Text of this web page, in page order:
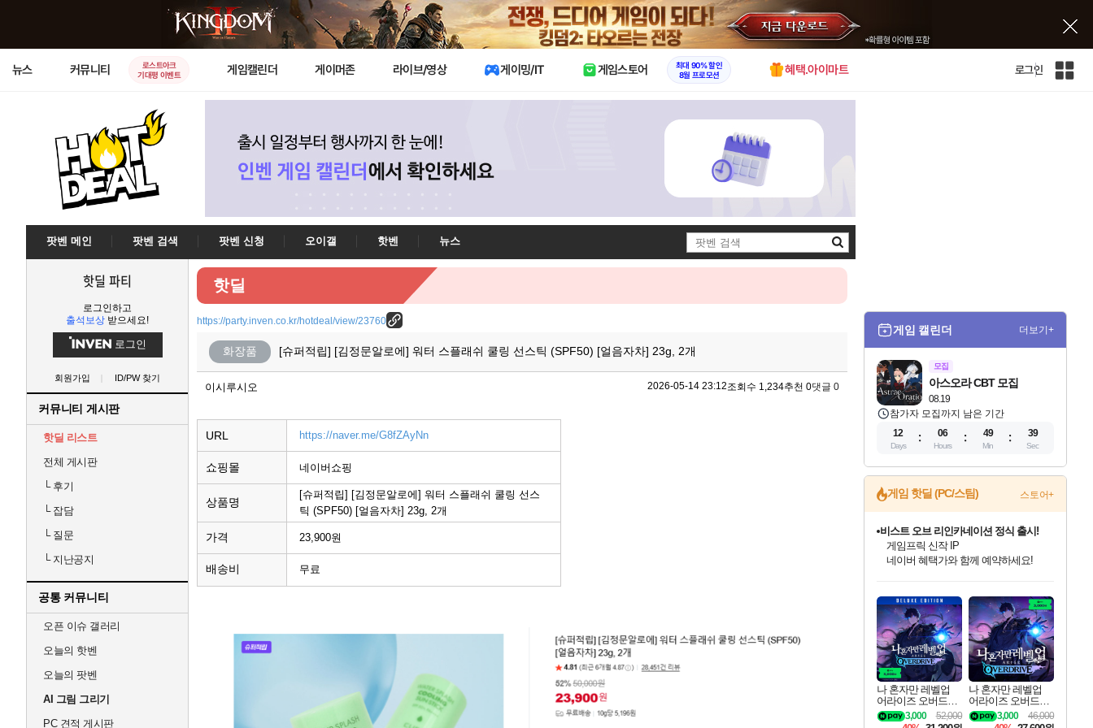
X
뉴스 커뮤니티
로스트아크
기대평 이벤트
게임캘린더 게이머존 라이브/영상 게이밍/IT 게임스토어
최대 90% 할인
8월 프로모션
혜택.아이마트 로그인
인
팟벤 메인 팟벤 검색 팟벤 신청 오이갤 핫벤
뉴스
검
색
핫딜 파티
로그인하고
출석보상 받으세요!
로그인
회원가입 ID/PW 찾기
커뮤니티 게시판
핫딜 리스트
전체 게시판
└후기
└잡담
└질문
└지난공지
공통 커뮤니티
오픈 이슈 갤러리
오늘의 핫벤
오늘의 팟벤
AI 그림 그리기
PC 견적 게시판
핫딜
https://party.inven.co.kr/hotdeal/view/23760
화장품 [슈퍼적립] [김정문알로에] 워터 스플래쉬 쿨링 선스틱 (SPF50) [얼음자차] 23g, 2개
이시루시오 2026-05-14 23:12조회수 1,234추천 0댓글 0
URL https://naver.me/G8fZAyNn
쇼핑몰 네이버쇼핑
상품명
[슈퍼적립] [김정문알로에] 워터 스플래쉬 쿨링 선스
틱 (SPF50) [얼음자차] 23g, 2개
가격 23,900원
배송비 무료
게임 캘린더 더보기+
모집
08.19
아스오라 CBT 모집
참가자 모집까지 남은 기간
12
Days
06
Hours
49
Min
37
Sec
게임 핫딜 (PC/스팀) 스토어+
최대 90% 할인가를 만나보세요!
네이버혜택과 함께 만나보세요!
50%할인&추가 적립까지!
이니&베니 혜택까지!
비스트 오브 리인카네이션 정식 출시!
게임프릭 신작 IP
네이버 혜택가와 함께 예약하세요!
할인&네이버혜택으로 만나보세요!
네이버페이 혜택과 만나보세요!
40주년 프로모션으로 만나보세요!
네이버 포인트 혜택까지!
할인가에 만나보세요!
일부 에디션 상시 할인!
혜택으로 예약 판매 중
편안하게 충전하세요
나 혼자만 레벨업
어라이즈 오버드라
이브 디럭스 에디션
Solo Leveling Arise
52,000
3,000
나 혼자만 레벨업
어라이즈 오버드라
이브 Solo Leveling A
rise
46,000
3,000